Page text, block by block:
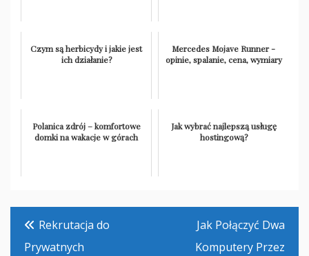
Czym są herbicydy i jakie jest
ich działanie?
Mercedes Mojave Runner -
opinie, spalanie, cena, wymiary
Polanica zdrój – komfortowe
domki na wakacje w górach
Jak wybrać najlepszą usługę
hostingową?
Nawigacja
wpisu
Rekrutacja do
Prywatnych
Jak Połączyć Dwa
Komputery Przez